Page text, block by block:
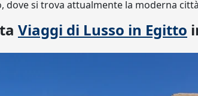
dove si trova attualmente la moderna
Viaggi di Lusso in Egitto